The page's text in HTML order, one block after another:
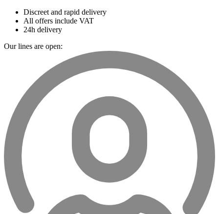
Discreet and rapid delivery
All offers include VAT
24h delivery
Our lines are open: